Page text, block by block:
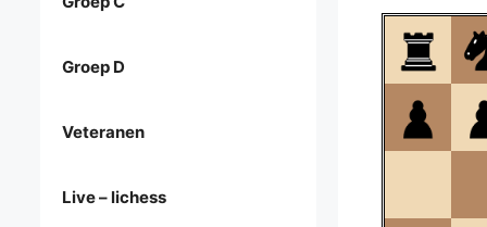
Groep D
Veteranen
Live – lichess